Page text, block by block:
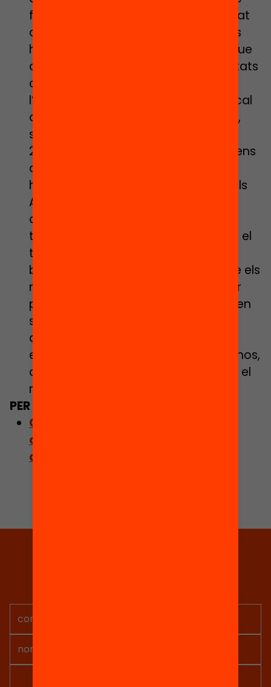
famílies vulnerables que mai han anat
al cinema o al teatre, i els consistoris
haurien de treballar per assegurar que
aquestes famílies gaudeixin d’activitats
culturals al municipi. “Pot ser que
l’escola estigui segregada, però no cal
que el nen faci una vida segregada”,
sentencia la Núria. Per tant, pel curs
20/21 posar èmfasi en barrejar als nens
dels municipis en activitats culturals
hauria d’encapçalar les prioritats dels
Ajuntaments. A més, aquestes
activitats garanteixen que els nens
tinguin un sentit de pertinència amb el
territori i la comunitat. Es veuria
beneficiada també la llengua, ja que els
nens trobarien espais d’oci on poder
practicar-la: “Tinc alumnes que parlen
sis idiomes, però no el català. Són
alumnes molt potents però que no
estan integrats. Hem de preguntar-nos,
com a municipi i com a país, quin és el
model de societat que volem”.
PER SABER-NE MÉS:
Com oferim les màximes
oportunitats als centres més
desafavorits?